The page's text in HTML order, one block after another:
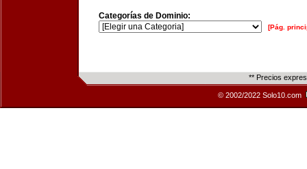
Categorías de Dominio:
[Pág.
** Precios
© 2002/2022 Solo10.com